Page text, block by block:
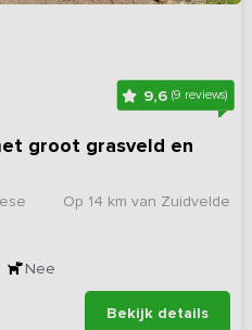
9,6(9 reviews)
groot grasveld en
Op 14 km van Zuidvelde
Nee
Bekijk details